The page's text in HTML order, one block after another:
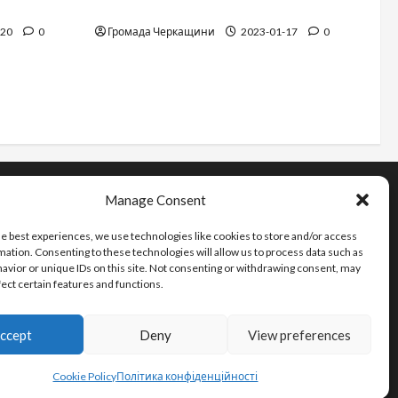
Manage Consent
best experiences, we use technologies like cookies to store and/or access
Consenting to these technologies will allow us to process data such as
or unique IDs on this site. Not consenting or withdrawing consent, may
certain features and functions.
Deny View preferences
Cookie PolicyПолітика конфіденційності
0 Громада Черкащини 2023-01-17 0
Інформація
Про видання
Принципи редакції
Політика конфіденційності